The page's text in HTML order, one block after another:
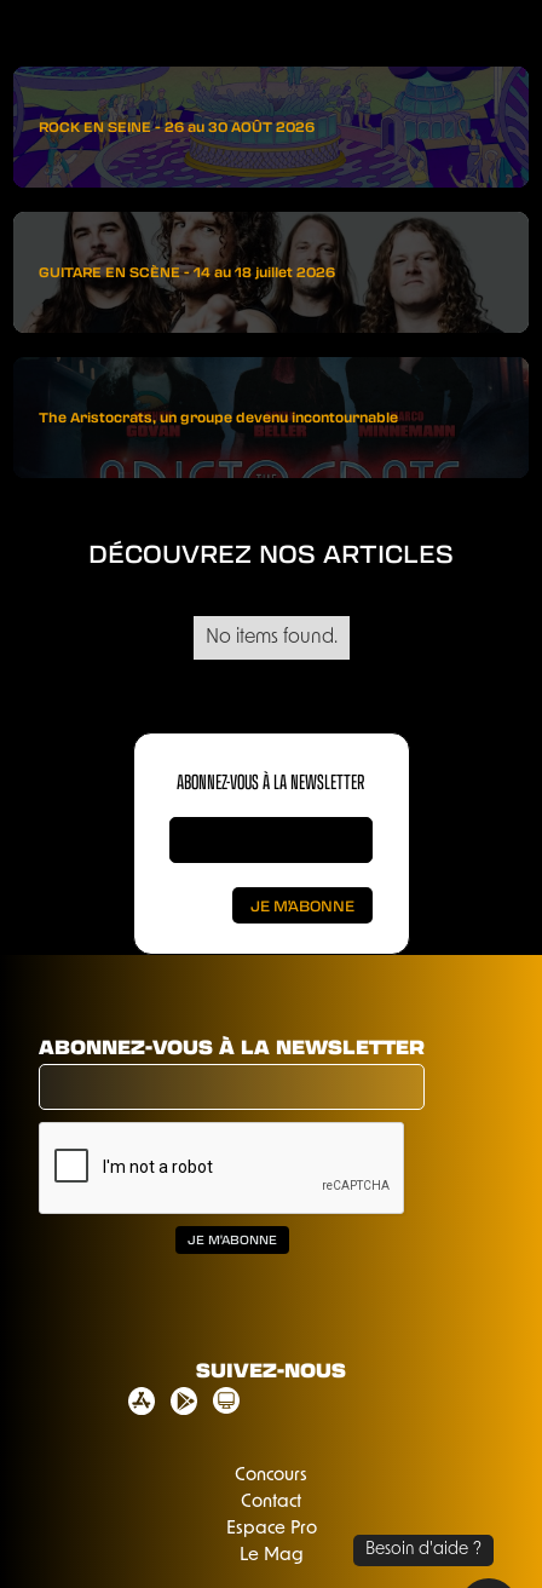
ROCK EN SEINE - 26 au 30 AOÛT 2026
GUITARE EN SCÈNE - 14 au 18 juillet 2026
The Aristocrats, un groupe devenu incontournable
DÉCOUVREZ NOS ARTICLES
No items found.
ABONNEZ-VOUS À LA NEWSLETTER
ABONNEZ-VOUS À LA NEWSLETTER
SUIVEZ-NOUS
Concours
Contact
Espace Pro
Le Mag